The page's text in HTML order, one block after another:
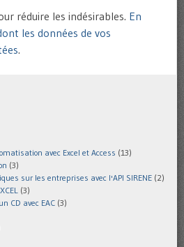
réduire les indésirables. En
les données de vos
.
avec Excel et Access (13)
(3)
sur les entreprises avec l'API SIRENE (2)
(3)
CD avec EAC (3)